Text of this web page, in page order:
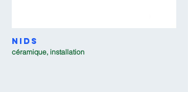
Nids
céramique, installation